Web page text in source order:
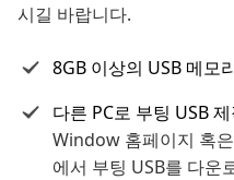
시길 바랍니다.
8GB 이상의 USB 메모
다른 PC로 부팅 USB
Window 홈페이지 혹
에서 부팅 USB를 다운